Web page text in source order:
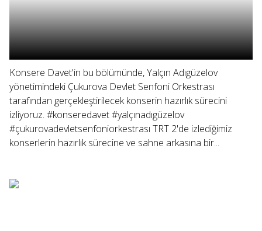
Konsere Davet'in bu bölümünde, Yalçın Adıgüzelov
yönetimindeki Çukurova Devlet Senfoni Orkestrası
tarafından gerçekleştirilecek konserin hazırlık sürecini
izliyoruz. #konseredavet #yalçınadıgüzelov
#çukurovadevletsenfoniorkestrası TRT 2'de izlediğimiz
konserlerin hazırlık sürecine ve sahne arkasına bir...